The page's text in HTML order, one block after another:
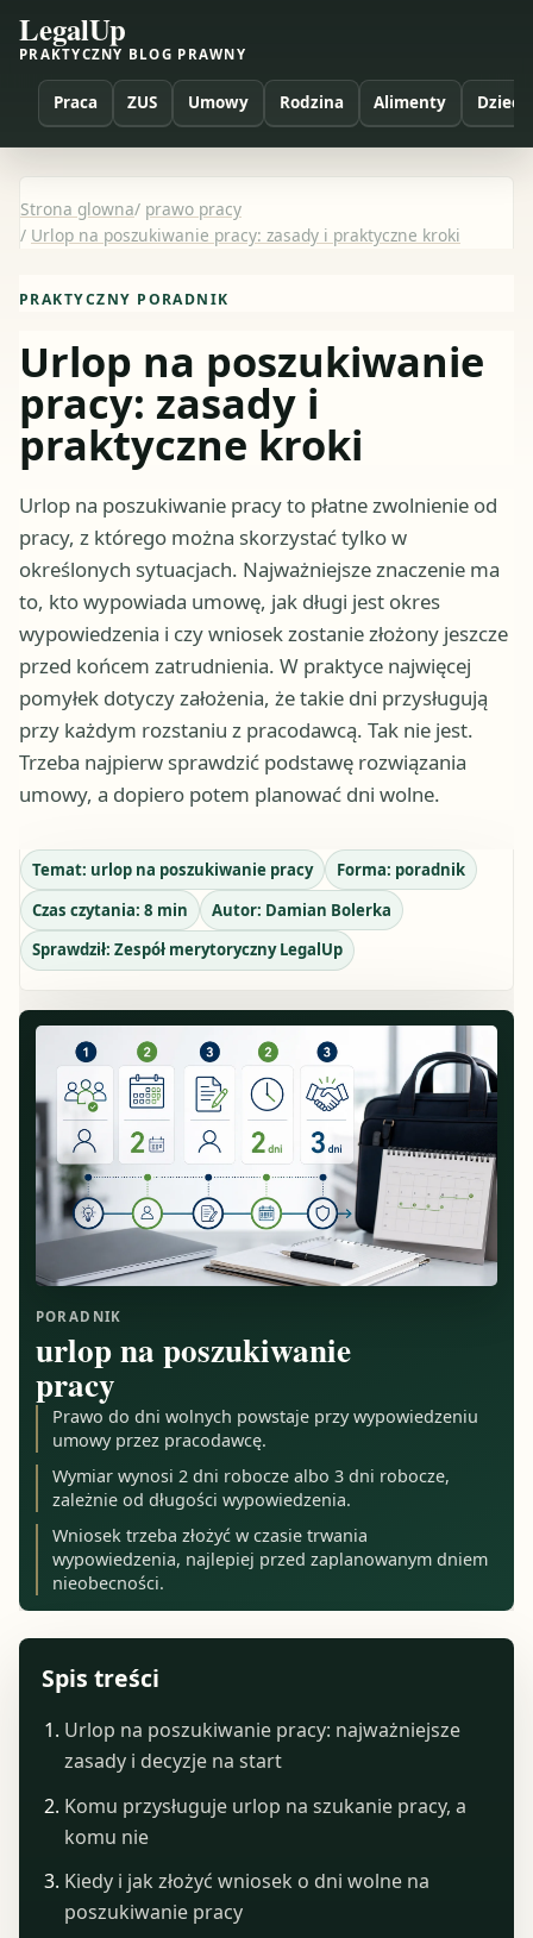
LegalUp
PRAKTYCZNY BLOG PRAWNY
Praca ZUS Umowy Rodzina Alimenty Dzieci
Strona glowna/ prawo pracy
/ Urlop na poszukiwanie pracy: zasady i praktyczne kroki
PRAKTYCZNY PORADNIK
Urlop na poszukiwanie
pracy: zasady i
praktyczne kroki
Urlop na poszukiwanie pracy to płatne zwolnienie od
pracy, z którego można skorzystać tylko w
określonych sytuacjach. Najważniejsze znaczenie ma
to, kto wypowiada umowę, jak długi jest okres
wypowiedzenia i czy wniosek zostanie złożony jeszcze
przed końcem zatrudnienia. W praktyce najwięcej
pomyłek dotyczy założenia, że takie dni przysługują
przy każdym rozstaniu z pracodawcą. Tak nie jest.
Trzeba najpierw sprawdzić podstawę rozwiązania
umowy, a dopiero potem planować dni wolne.
Temat: urlop na poszukiwanie pracy Forma: poradnik
Czas czytania: 8 min Autor: Damian Bolerka
Sprawdził: Zespół merytoryczny LegalUp
PORADNIK
urlop na poszukiwanie
pracy
Prawo do dni wolnych powstaje przy wypowiedzeniu
umowy przez pracodawcę.
Wymiar wynosi 2 dni robocze albo 3 dni robocze,
zależnie od długości wypowiedzenia.
Wniosek trzeba złożyć w czasie trwania
wypowiedzenia, najlepiej przed zaplanowanym dniem
nieobecności.
Spis treści
Urlop na poszukiwanie pracy: najważniejsze
zasady i decyzje na start
Komu przysługuje urlop na szukanie pracy, a
komu nie
Kiedy i jak złożyć wniosek o dni wolne na
poszukiwanie pracy